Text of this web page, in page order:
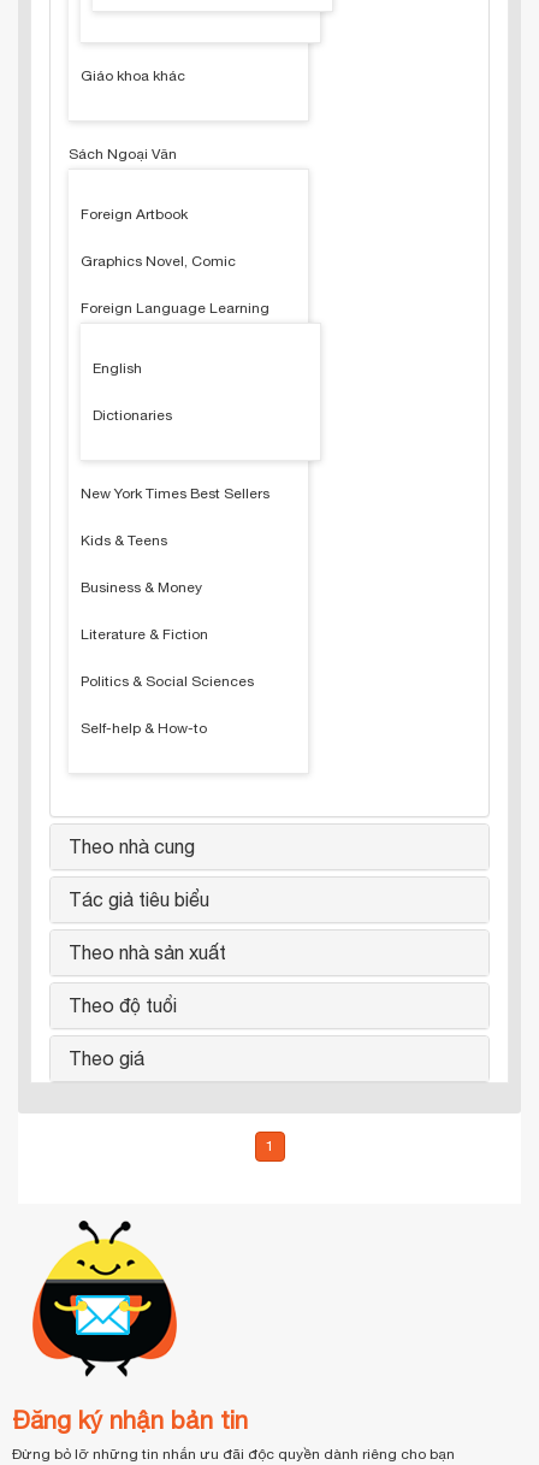
Giáo khoa khác
Sách Ngoại Văn
Foreign Artbook
Graphics Novel, Comic
Foreign Language Learning
English
Dictionaries
New York Times Best Sellers
Kids & Teens
Business & Money
Literature & Fiction
Politics & Social Sciences
Self-help & How-to
Theo nhà cung
Tác giả tiêu biểu
Theo nhà sản xuất
Theo độ tuổi
Theo giá
1
Đăng ký nhận bản tin
Đừng bỏ lỡ những tin nhắn ưu đãi độc quyền dành riêng cho bạn